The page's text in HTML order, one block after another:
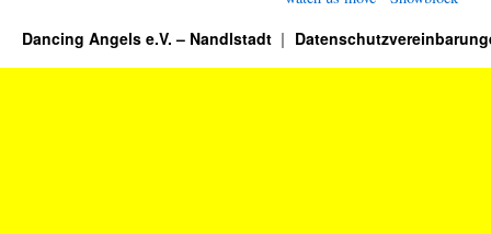
Dancing Angels e.V. – Nandlstadt